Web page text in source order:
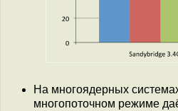
На многоядерных
многопоточном режиме